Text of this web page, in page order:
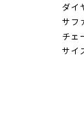
ダイ
サフ
チェ
サイ